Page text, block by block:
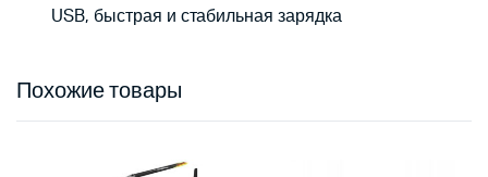
USB, быстрая и стабильная зарядка
Похожие товары